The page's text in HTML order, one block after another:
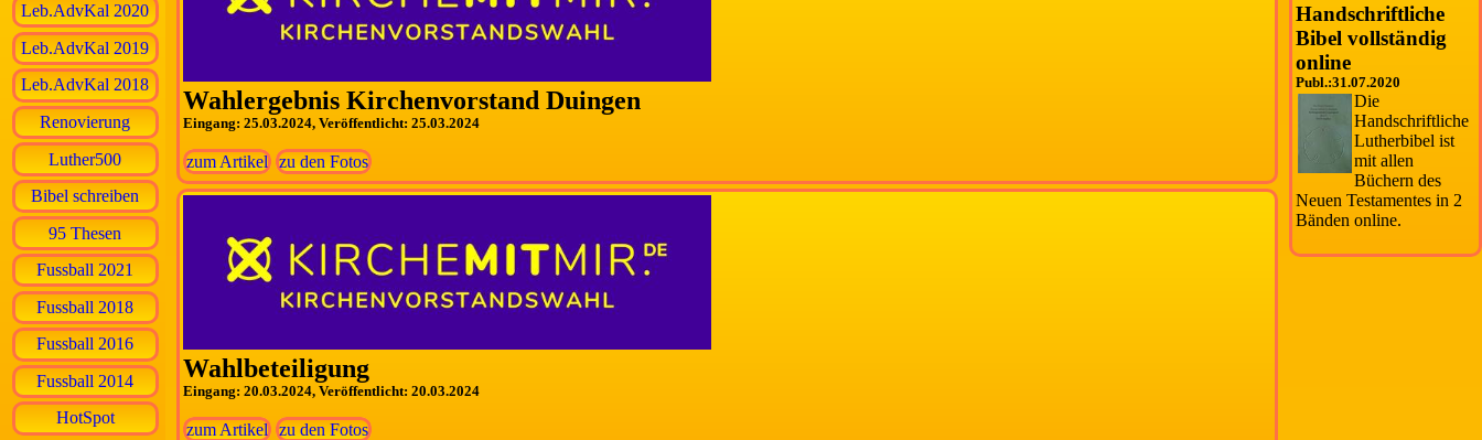
Leb.AdvKal 2020
Leb.AdvKal 2019
Leb.AdvKal 2018
Renovierung
Luther500
Bibel schreiben
95 Thesen
Fussball 2021
Fussball 2018
Fussball 2016
Fussball 2014
HotSpot
Handschriftliche
Bibel vollständig
online
Publ.:31.07.2020
Die
Handschriftliche
Lutherbibel ist
mit allen
Büchern des
Neuen Testamentes in 2
Bänden online.
Wahlergebnis Kirchenvorstand Duingen
Eingang: 25.03.2024, Veröffentlicht: 25.03.2024
zum Artikel zu den Fotos
Wahlbeteiligung
Eingang: 20.03.2024, Veröffentlicht: 20.03.2024
zum Artikel zu den Fotos